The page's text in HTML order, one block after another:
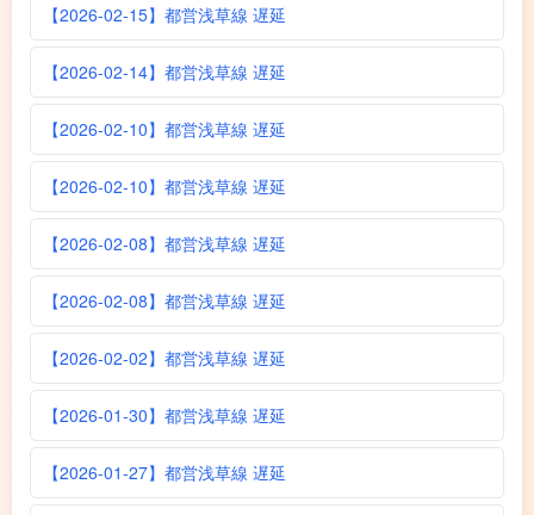
【2026-02-15】都営浅草線 遅延
【2026-02-14】都営浅草線 遅延
【2026-02-10】都営浅草線 遅延
【2026-02-10】都営浅草線 遅延
【2026-02-08】都営浅草線 遅延
【2026-02-08】都営浅草線 遅延
【2026-02-02】都営浅草線 遅延
【2026-01-30】都営浅草線 遅延
【2026-01-27】都営浅草線 遅延